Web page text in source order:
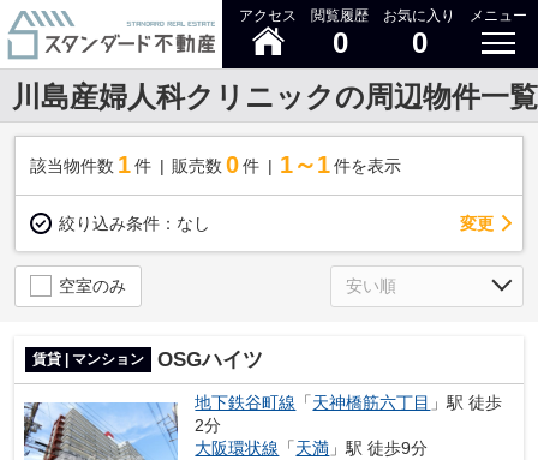
アクセス 閲覧履歴
0
お気に入り
0
メニュー
川島産婦人科クリニックの周辺物件一覧
該当物件数 1件 販売数 0 件 1～1 件を表示
絞り込み条件： なし 変更
空室のみ
賃貸 | マンション OSGハイツ
地下鉄谷町線 「天神橋筋六丁目 」駅 徒歩
2分
大阪環状線 「天満 」駅 徒歩9分